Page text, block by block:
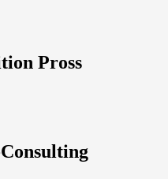
Pross